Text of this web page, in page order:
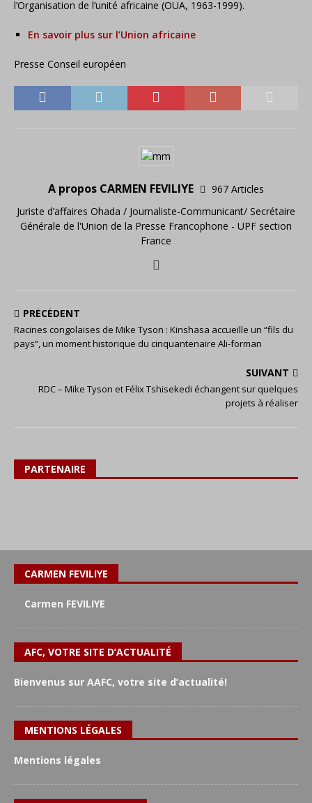
l’Organisation de l’unité africaine (OUA, 1963-1999).
En savoir plus sur l’Union africaine
Presse Conseil européen
A propos CARMEN FEVILIYE
967 Articles
Juriste d’affaires Ohada / Journaliste-Communicant/ Secrétaire
Générale de l'Union de la Presse Francophone - UPF section
France
PRÉCÉDENT
Racines congolaises de Mike Tyson : Kinshasa accueille un “fils du
pays”, un moment historique du cinquantenaire Ali-forman
SUIVANT
RDC – Mike Tyson et Félix Tshisekedi échangent sur quelques
projets à réaliser
PARTENAIRE
CARMEN FEVILIYE
Carmen FEVILIYE
AFC, VOTRE SITE D’ACTUALITÉ
Bienvenus sur AAFC, votre site d’actualité!
MENTIONS LÉGALES
Mentions légales